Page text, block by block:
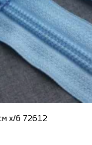
х/б 72612